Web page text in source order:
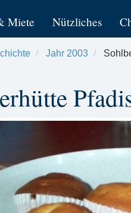
Miete
Nützliches
Jahr 2003